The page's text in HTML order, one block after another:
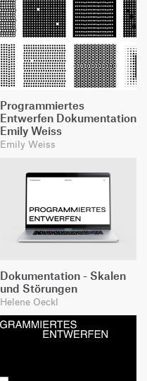
Programmiertes
Entwerfen Dokumentation
Emily Weiss
Emily Weiss
Dokumentation - Skalen
und Störungen
Helene Oeckl